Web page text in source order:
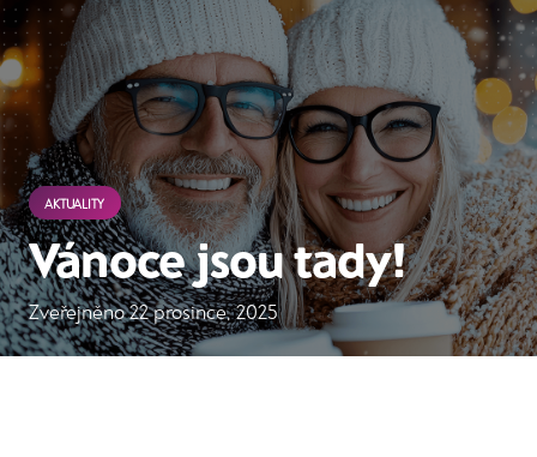
AKTUALITY
Vánoce jsou tady!
Zveřejněno22 prosince, 2025